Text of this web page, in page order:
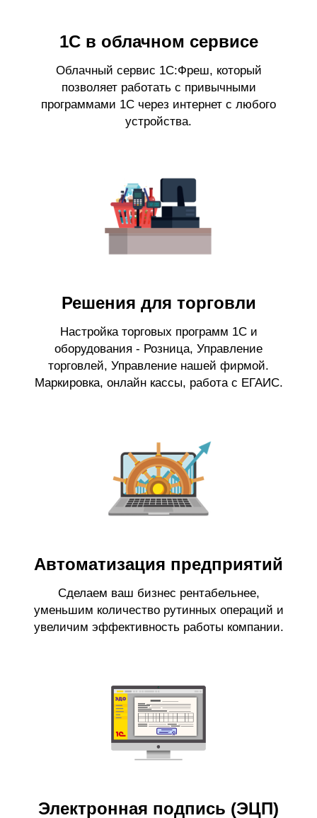
1С в облачном сервисе
Облачный сервис 1С:Фреш, который
позволяет работать с привычными
программами 1С через интернет с любого
устройства.
Решения для торговли
Настройка торговых программ 1С и
оборудования - Розница, Управление
торговлей, Управление нашей фирмой.
Маркировка, онлайн кассы, работа с ЕГАИС.
Автоматизация предприятий
Сделаем ваш бизнес рентабельнее,
уменьшим количество рутинных операций и
увеличим эффективность работы компании.
Электронная подпись (ЭЦП)